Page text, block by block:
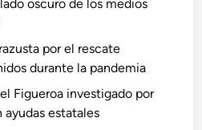
oscuro de los medios
por el rescate
durante la pandemia
Figueroa investigado por
ayudas estatales